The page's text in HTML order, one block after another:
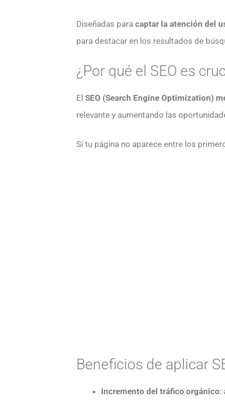
Diseñadas para captar la atención del
para destacar en los resultados de
¿Por qué el SEO es
El SEO (Search Engine Optimization)
relevante y aumentando las
Si tu página no aparece entre los
Beneficios de aplicar
Incremento del tráfico orgánico: